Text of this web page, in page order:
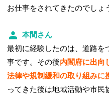
お仕事をされてきたのでしょ
本間さん
最初に経験したのは、道路を
事です。その後内閣府に出向
法律や規制緩和の取り組みに
ってきた後は地域活動や市民